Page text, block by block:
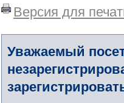
Версия для
Уважаемый